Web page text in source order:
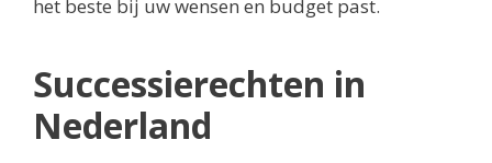
het beste bij uw wensen en budget past.
Successierechten in
Nederland